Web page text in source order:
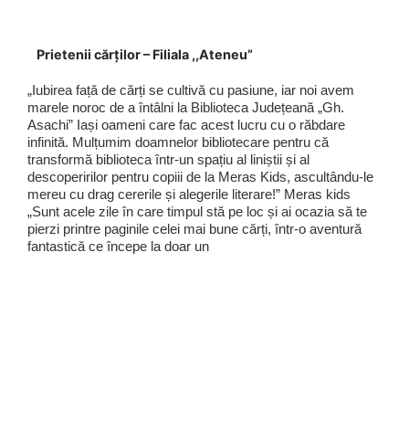
Prietenii cărților – Filiala ,,Ateneu”
„Iubirea față de cărți se cultivă cu pasiune, iar noi avem
marele noroc de a întâlni la Biblioteca Județeană „Gh.
Asachi” Iași oameni care fac acest lucru cu o răbdare
infinită. Mulțumim doamnelor bibliotecare pentru că
transformă biblioteca într-un spațiu al liniștii și al
descoperirilor pentru copiii de la Meras Kids, ascultându-le
mereu cu drag cererile și alegerile literare!” Meras kids
„Sunt acele zile în care timpul stă pe loc și ai ocazia să te
pierzi printre paginile celei mai bune cărți, într-o aventură
fantastică ce începe la doar un